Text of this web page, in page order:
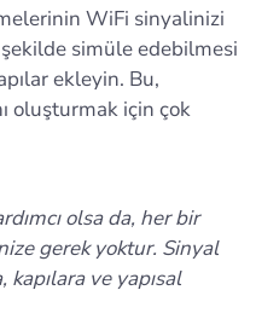
WiFi sinyalinizi
simüle edebilmesi
ekleyin. Bu,
oluşturmak için çok
olsa da, her bir
gerek yoktur. Sinyal
kapılara ve yapısal